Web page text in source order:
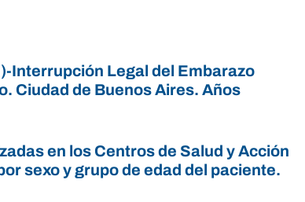
Interrupción Legal del Embarazo
Ciudad de Buenos Aires. Años
en los Centros de Salud y Acción
sexo y grupo de edad del paciente.